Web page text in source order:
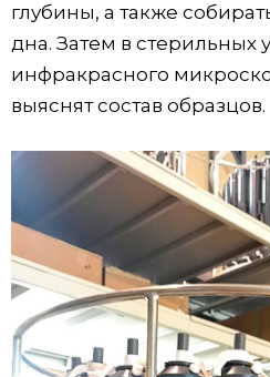
глубины, а также
дна. Затем в
инфракрасного
выяснят состав образцов.